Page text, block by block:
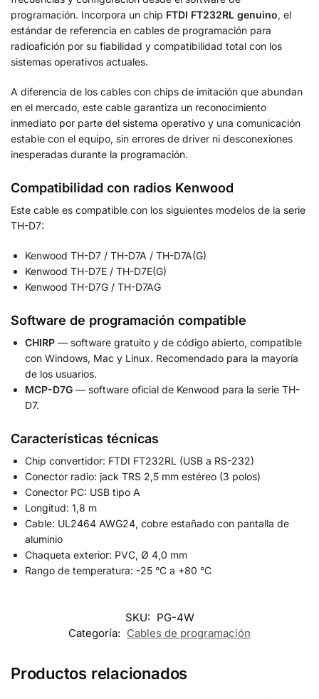
programación. Incorpora un chip FTDI FT232RL genuino, el
estándar de referencia en cables de programación para
radioafición por su fiabilidad y compatibilidad total con los
sistemas operativos actuales.
A diferencia de los cables con chips de imitación que abundan
en el mercado, este cable garantiza un reconocimiento
inmediato por parte del sistema operativo y una comunicación
estable con el equipo, sin errores de driver ni desconexiones
inesperadas durante la programación.
Compatibilidad con radios Kenwood
Este cable es compatible con los siguientes modelos de la serie
TH-D7:
Kenwood TH-D7 / TH-D7A / TH-D7A(G)
Kenwood TH-D7E / TH-D7E(G)
Kenwood TH-D7G / TH-D7AG
Software de programación compatible
CHIRP — software gratuito y de código abierto, compatible
con Windows, Mac y Linux. Recomendado para la mayoría
de los usuarios.
MCP-D7G — software oficial de Kenwood para la serie TH-
D7.
Características técnicas
Chip convertidor: FTDI FT232RL (USB a RS-232)
Conector radio: jack TRS 2,5 mm estéreo (3 polos)
Conector PC: USB tipo A
Longitud: 1,8 m
Cable: UL2464 AWG24, cobre estañado con pantalla de
aluminio
Chaqueta exterior: PVC, Ø 4,0 mm
Rango de temperatura: -25 °C a +80 °C
SKU: PG-4W
Categoría: Cables de programación
Productos relacionados